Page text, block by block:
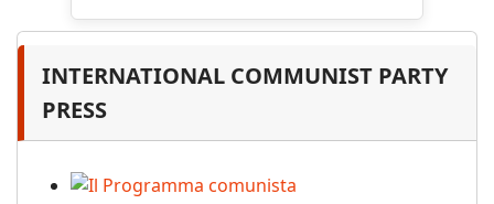
INTERNATIONAL COMMUNIST PARTY
PRESS